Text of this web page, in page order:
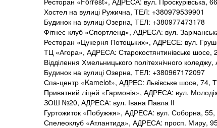
Хостел на вулиці Ружична, ТЕЛ: +380979539901
Будинок на вулиці Озерна, ТЕЛ: +380977473178
Фітнес-клуб «Спортленд», АДРЕСА: вул.
Ресторан «Цукерня Потоцьких», АДРЕСЕ: вул.
ТЦ «Агора», АДРЕСА: Старокостянтинівське
Відділення Хмельницького політехнічного
Будинок на вулиці Озерна, ТЕЛ: +380967172097
Спа-центр «Kamelot», АДРЕС: Львівське шосе, 74,
Приватний ліцей «Гармонія», АДРЕСА: вул.
ЗОШ №20, АДРЕСА: вул. Івана Павла ІІ
Гуртожиток «Побужжя», АДРЕСА: вул. Соборна,
Спелеоклуб «Атлантида», АДРЕСА: просп. Миру,